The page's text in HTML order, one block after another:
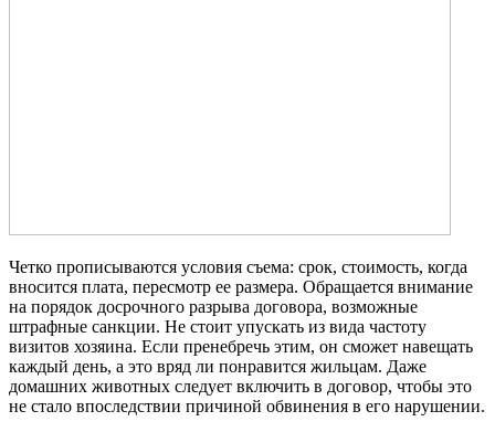
Четко прописываются условия съема: срок, стоимость, когда
вносится плата, пересмотр ее размера. Обращается внимание
на порядок досрочного разрыва договора, возможные
штрафные санкции. Не стоит упускать из вида частоту
визитов хозяина. Если пренебречь этим, он сможет навещать
каждый день, а это вряд ли понравится жильцам. Даже
домашних животных следует включить в договор, чтобы это
не стало впоследствии причиной обвинения в его нарушении.